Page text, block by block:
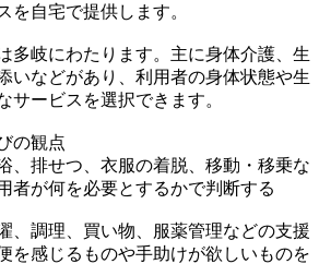
を自宅で提供します。
多岐にわたります。主に身体介護、生
いなどがあり、利用者の身体状態や生
サービスを選択できます。
の観点
、排せつ、衣服の着脱、移動・移乗な
者が何を必要とするかで判断する
、調理、買い物、服薬管理などの支援
を感じるものや手助けが欲しいものを